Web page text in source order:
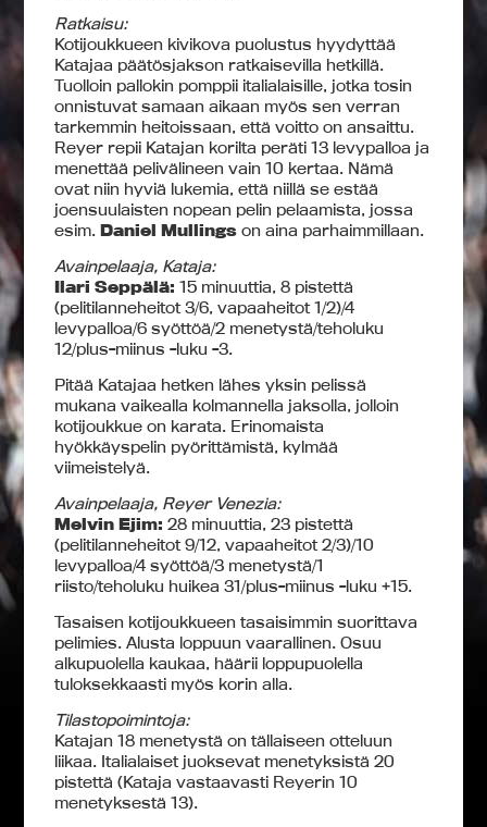
Ratkaisu:
Kotijoukkueen kivikova puolustus hyydyttää
Katajaa päätösjakson ratkaisevilla hetkillä.
Tuolloin pallokin pomppii italialaisille, jotka tosin
onnistuvat samaan aikaan myös sen verran
tarkemmin heitoissaan, että voitto on ansaittu.
Reyer repii Katajan korilta peräti 13 levypalloa ja
menettää pelivälineen vain 10 kertaa. Nämä
ovat niin hyviä lukemia, että niillä se estää
joensuulaisten nopean pelin pelaamista, jossa
esim.Daniel Mullings on aina parhaimmillaan.
Avainpelaaja, Kataja:
Ilari Seppälä: 15 minuuttia, 8 pistettä
(pelitilanneheitot 3/6, vapaaheitot 1/2)/4
levypalloa/6 syöttöä/2 menetystä/teholuku
12/plus-miinus -luku -3.
Pitää Katajaa hetken lähes yksin pelissä
mukana vaikealla kolmannella jaksolla, jolloin
kotijoukkue on karata. Erinomaista
hyökkäyspelin pyörittämistä, kylmää
viimeistelyä.
Avainpelaaja, Reyer Venezia:
Melvin Ejim: 28 minuuttia, 23 pistettä
(pelitilanneheitot 9/12, vapaaheitot 2/3)/10
levypalloa/4 syöttöä/3 menetystä/1
riisto/teholuku huikea 31/plus-miinus -luku +15.
Tasaisen kotijoukkueen tasaisimmin suorittava
pelimies. Alusta loppuun vaarallinen. Osuu
alkupuolella kaukaa, häärii loppupuolella
tuloksekkaasti myös korin alla.
Tilastopoimintoja:
Katajan 18 menetystä on tällaiseen otteluun
liikaa. Italialaiset juoksevat menetyksistä 20
pistettä (Kataja vastaavasti Reyerin 10
menetyksestä 13).